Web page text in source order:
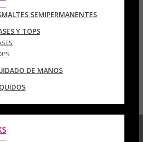
SEMIPERMANENTES
Y TOPS
DE MANOS